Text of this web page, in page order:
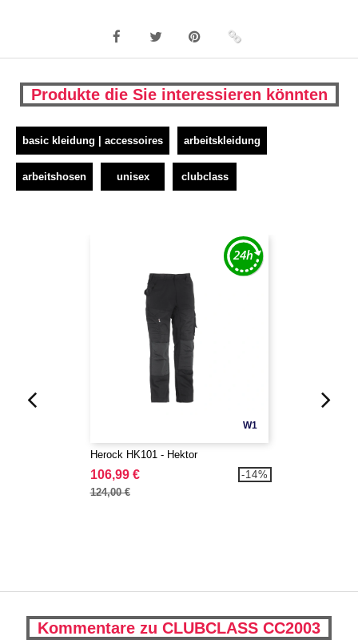
Produkte die Sie interessieren könnten
basic kleidung | accessoires arbeitskleidung
arbeitshosen unisex clubclass
W1
Herock HK101 - Hektor
106,99 €
124,00 €
-14%
Kommentare zu CLUBCLASS CC2003